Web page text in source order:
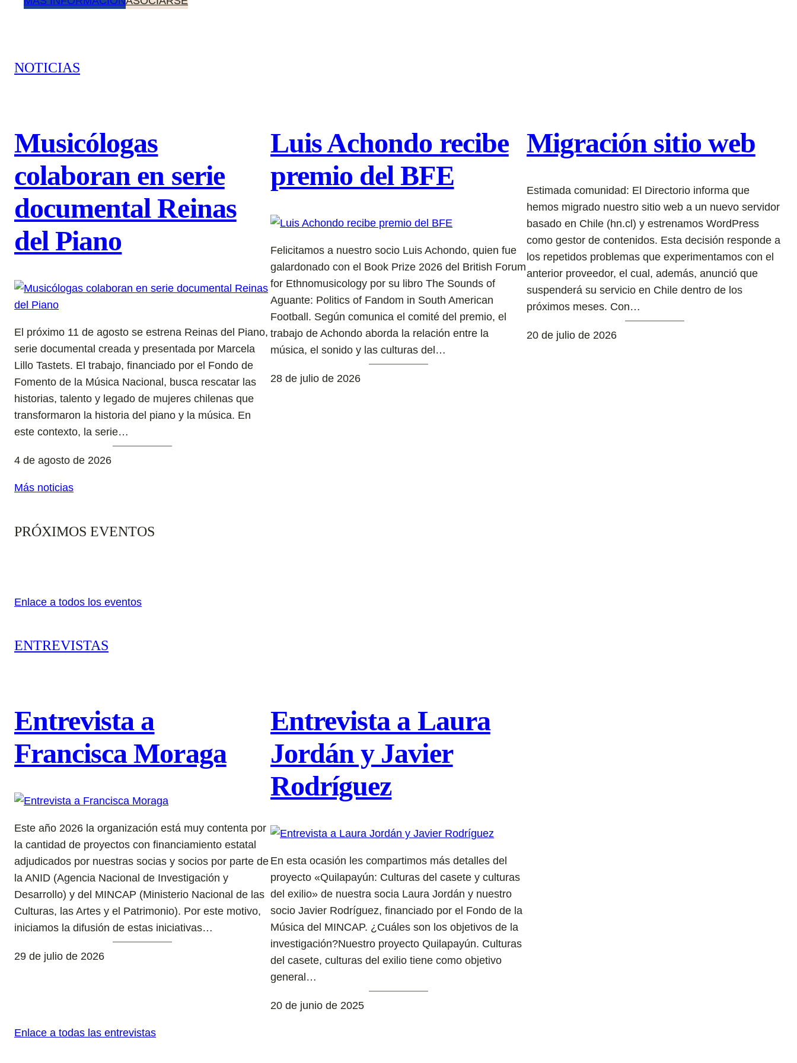
NOTICIAS
Musicólogas
colaboran en serie
documental Reinas
del Piano
El próximo 11 de agosto se estrena Reinas del Piano,
serie documental creada y presentada por Marcela
Lillo Tastets. El trabajo, financiado por el Fondo de
Fomento de la Música Nacional, busca rescatar las
historias, talento y legado de mujeres chilenas que
transformaron la historia del piano y la música. En
este contexto, la serie…
4 de agosto de 2026
Luis Achondo recibe
premio del BFE
Felicitamos a nuestro socio Luis Achondo, quien fue
galardonado con el Book Prize 2026 del British Forum
for Ethnomusicology por su libro The Sounds of
Aguante: Politics of Fandom in South American
Football. Según comunica el comité del premio, el
trabajo de Achondo aborda la relación entre la
música, el sonido y las culturas del…
28 de julio de 2026
Migración sitio web
Estimada comunidad: El Directorio informa que
hemos migrado nuestro sitio web a un nuevo servidor
basado en Chile (hn.cl) y estrenamos WordPress
como gestor de contenidos. Esta decisión responde a
los repetidos problemas que experimentamos con el
anterior proveedor, el cual, además, anunció que
suspenderá su servicio en Chile dentro de los
próximos meses. Con…
20 de julio de 2026
Más noticias
PRÓXIMOS EVENTOS
Enlace a todos los eventos
ENTREVISTAS
Entrevista a
Francisca Moraga
Este año 2026 la organización está muy contenta por
la cantidad de proyectos con financiamiento estatal
adjudicados por nuestras socias y socios por parte de
la ANID (Agencia Nacional de Investigación y
Desarrollo) y del MINCAP (Ministerio Nacional de las
Culturas, las Artes y el Patrimonio). Por este motivo,
iniciamos la difusión de estas iniciativas…
29 de julio de 2026
Entrevista a Laura
Jordán y Javier
Rodríguez
En esta ocasión les compartimos más detalles del
proyecto «Quilapayún: Culturas del casete y culturas
del exilio» de nuestra socia Laura Jordán y nuestro
socio Javier Rodríguez, financiado por el Fondo de la
Música del MINCAP. ¿Cuáles son los objetivos de la
investigación?Nuestro proyecto Quilapayún. Culturas
del casete, culturas del exilio tiene como objetivo
general…
20 de junio de 2025
Enlace a todas las entrevistas